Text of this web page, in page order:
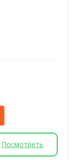
Посмотреть